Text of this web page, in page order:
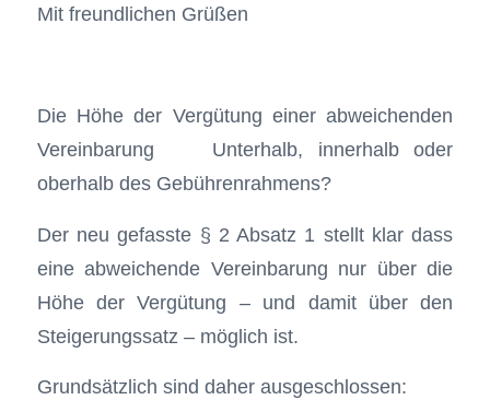
Mit freundlichen Grüßen
Die Höhe der Vergütung einer abweichenden
Vereinbarung Unterhalb, innerhalb oder
oberhalb des Gebührenrahmens?
Der neu gefasste § 2 Absatz 1 stellt klar dass
eine abweichende Vereinbarung nur über die
Höhe der Vergütung – und damit über den
Steigerungssatz – möglich ist.
Grundsätzlich sind daher ausgeschlossen: